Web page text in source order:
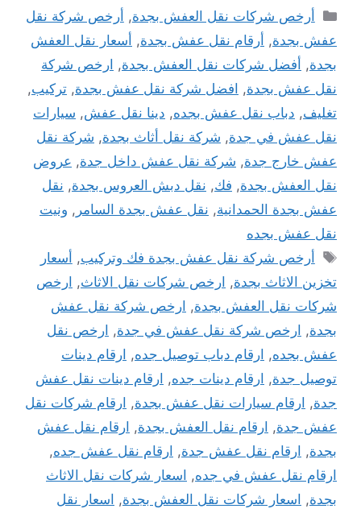
التصنيفات
أرخص شركات نقل العفش بجدة, أرخص شركة نقل
عفش بجدة, أرقام نقل عفش بجدة, أسعار نقل العفش
بجدة, أفضل شركات نقل العفش بجدة, ارخص شركة
نقل عفش بجدة, افضل شركة نقل عفش بجدة, تركيب,
تغليف, دباب نقل عفش بجده, دينا نقل عفش, سيارات
نقل عفش في جدة, شركة نقل أثاث بجدة, شركة نقل
عفش خارج جدة, شركة نقل عفش داخل جدة, عروض
نقل العفش بجدة, فك, نقل دبش العروس بجدة, نقل
عفش بجدة الحمدانية, نقل عفش بجدة السامر , ونيت
نقل عفش بجده
الوسوم
أرخص شركة نقل عفش بجدة فك وتركيب, أسعار
تخزين الاثاث بجدة, ارخص شركات نقل الاثاث, ارخص
شركات نقل العفش بجدة, ارخص شركة نقل عفش
بجدة, ارخص شركة نقل عفش في جدة, ارخص نقل
عفش بجده, ارقام دباب توصيل جده, ارقام دينات
توصيل جدة, ارقام دينات جده, ارقام دينات نقل عفش
جدة, ارقام سيارات نقل عفش بجدة, ارقام شركات نقل
عفش جدة, ارقام نقل العفش بجدة, ارقام نقل عفش
بجدة, ارقام نقل عفش جدة, ارقام نقل عفش جده,
ارقام نقل عفش في جده, اسعار شركات نقل الاثاث
بجدة, اسعار شركات نقل العفش بجدة, اسعار نقل